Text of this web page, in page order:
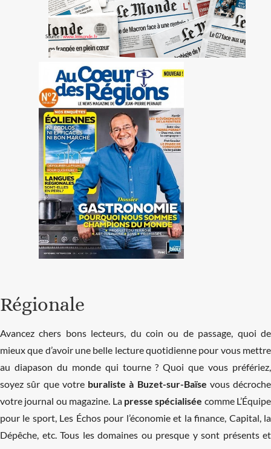
Source :www.lemonde.fr
Régionale
Avancez chers bons lecteurs, du coin ou de passage, quoi de
mieux que d’avoir une belle lecture quotidienne pour vous mettre
au diapason du monde qui tourne ? Quoi que vous préfériez,
soyez sûr que votre buraliste à Buzet-sur-Baïse vous décroche
votre journal ou magazine. La presse spécialisée comme L’Équipe
pour le sport, Les Échos pour l’économie et la finance, Capital, la
Dépêche, etc. Tous les domaines ou presque y sont présents et